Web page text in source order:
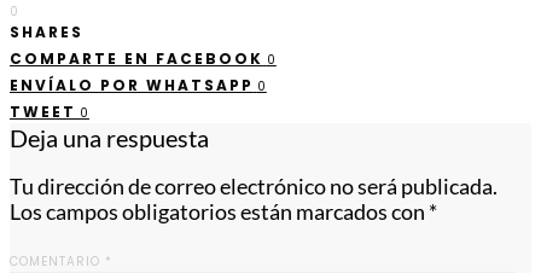
0
SHARES
COMPARTE EN FACEBOOK 0
ENVÍALO POR WHATSAPP 0
TWEET 0
Deja una respuesta
Tu dirección de correo electrónico no será publicada.
Los campos obligatorios están marcados con *
COMENTARIO *